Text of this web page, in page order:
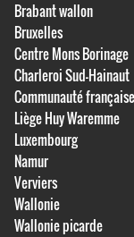
Brabant wallon
Bruxelles
Centre Mons Borinage
Charleroi Sud-Hainaut
Communauté française
Liège Huy Waremme
Luxembourg
Namur
Verviers
Wallonie
Wallonie picarde